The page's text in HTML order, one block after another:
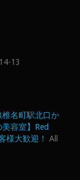
13
名町駅北口か
容室】Red
様大歓迎！
All